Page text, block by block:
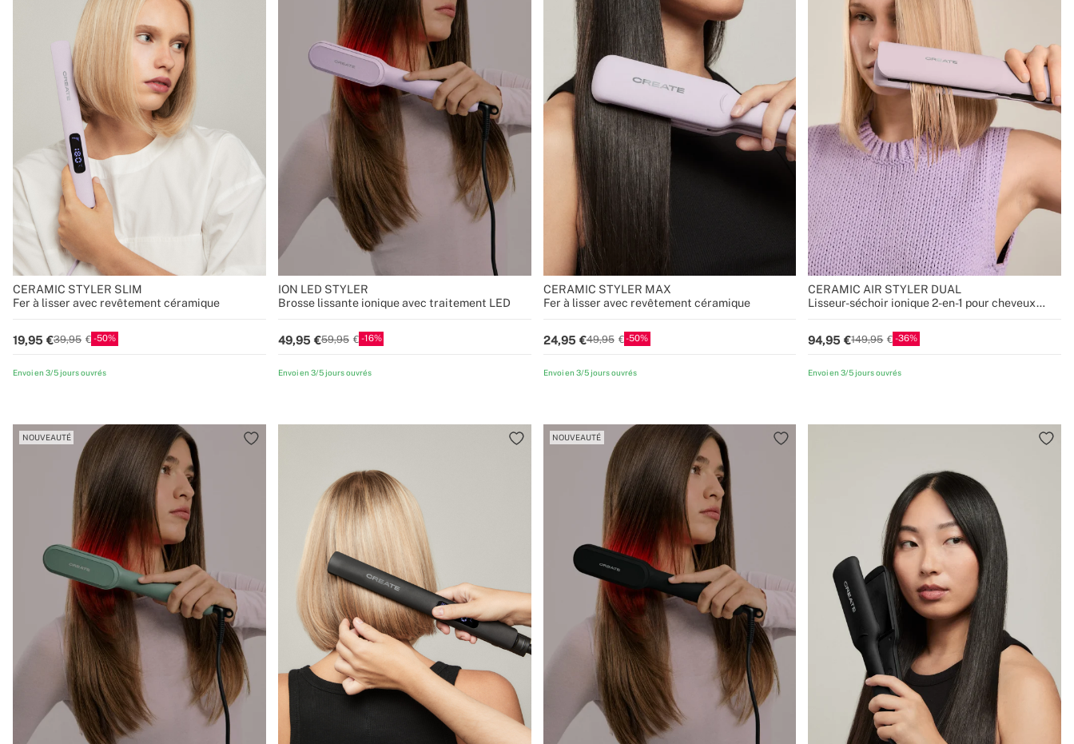
CERAMIC STYLER SLIM
Fer à lisser avec revêtement céramique
19,95 39,95 50
Envoi en 3/5 jours ouvrés
ION LED STYLER
Brosse lissante ionique avec traitement LED
49,95 59,95 16
Envoi en 3/5 jours ouvrés
CERAMIC STYLER MAX
Fer à lisser avec revêtement céramique
24,95 49,95 50
Envoi en 3/5 jours ouvrés
CERAMIC AIR STYLER DUAL
Lisseur-séchoir ionique 2-en-1 pour cheveux
94,95
149,95 36
Envoi en 3/5 jours ouvrés
NOUVEAUTÉ NOUVEAUTÉ